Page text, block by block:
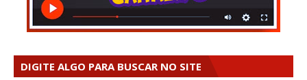
DIGITE ALGO PARA BUSCAR NO SITE